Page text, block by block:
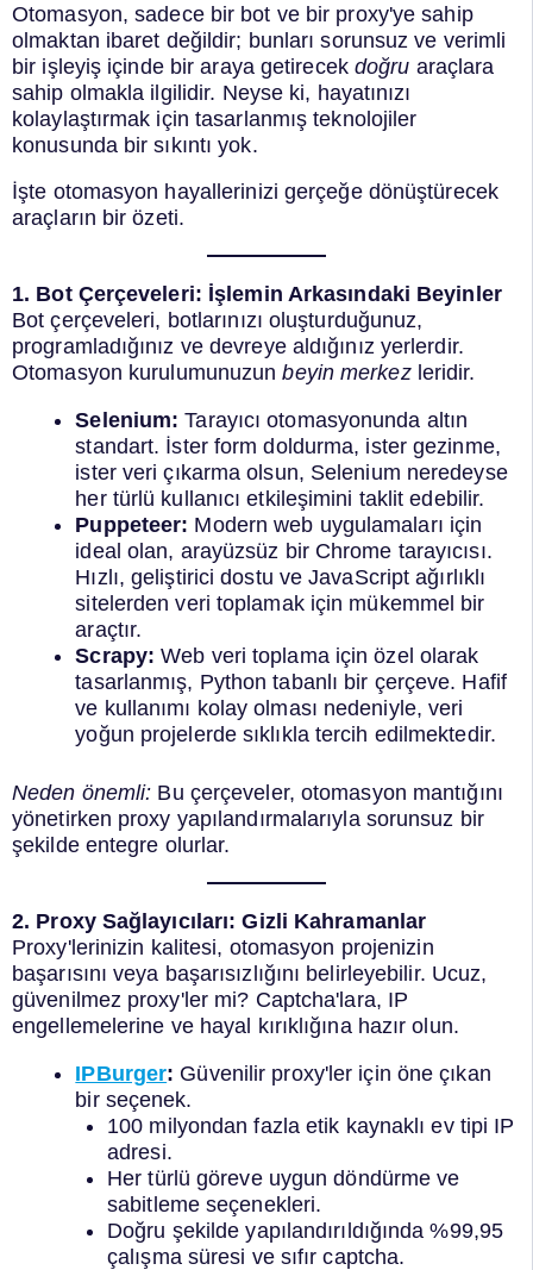
Otomasyon, sadece bir bot ve bir proxy'ye sahip
olmaktan ibaret değildir; bunları sorunsuz ve verimli
bir işleyiş içinde bir araya getirecek doğru araçlara
sahip olmakla ilgilidir. Neyse ki, hayatınızı
kolaylaştırmak için tasarlanmış teknolojiler
konusunda bir sıkıntı yok.
İşte otomasyon hayallerinizi gerçeğe dönüştürecek
araçların bir özeti.
1. Bot Çerçeveleri: İşlemin Arkasındaki Beyinler
Bot çerçeveleri, botlarınızı oluşturduğunuz,
programladığınız ve devreye aldığınız yerlerdir.
Otomasyon kurulumunuzunbeyin merkezleridir.
Selenium: Tarayıcı otomasyonunda altın
standart. İster form doldurma, ister gezinme,
ister veri çıkarma olsun, Selenium neredeyse
her türlü kullanıcı etkileşimini taklit edebilir.
Puppeteer: Modern web uygulamaları için
ideal olan, arayüzsüz bir Chrome tarayıcısı.
Hızlı, geliştirici dostu ve JavaScript ağırlıklı
sitelerden veri toplamak için mükemmel bir
araçtır.
Scrapy: Web veri toplama için özel olarak
tasarlanmış, Python tabanlı bir çerçeve. Hafif
ve kullanımı kolay olması nedeniyle, veri
yoğun projelerde sıklıkla tercih edilmektedir.
Neden önemli: Bu çerçeveler, otomasyon mantığını
yönetirken proxy yapılandırmalarıyla sorunsuz bir
şekilde entegre olurlar.
2. Proxy Sağlayıcıları: Gizli Kahramanlar
Proxy'lerinizin kalitesi, otomasyon projenizin
başarısını veya başarısızlığını belirleyebilir. Ucuz,
güvenilmez proxy'ler mi? Captcha'lara, IP
engellemelerine ve hayal kırıklığına hazır olun.
IPBurger: Güvenilir proxy'ler için öne çıkan
bir seçenek.
100 milyondan fazla etik kaynaklı ev tipi IP
adresi.
Her türlü göreve uygun döndürme ve
sabitleme seçenekleri.
Doğru şekilde yapılandırıldığında %99,95
çalışma süresi ve sıfır captcha​.